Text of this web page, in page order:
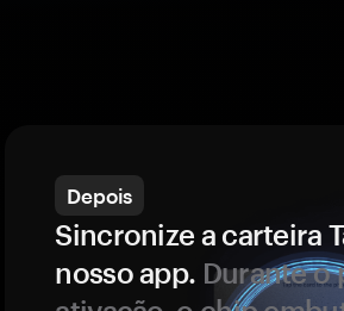
Depois
Sincronize a carteira
nosso app. Durante o